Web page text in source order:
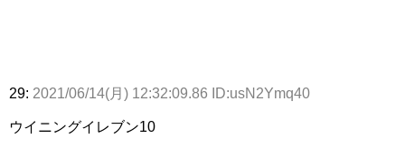
29: 2021/06/14(月) 12:32:09.86 ID:usN2Ymq40
ウイニングイレブン10